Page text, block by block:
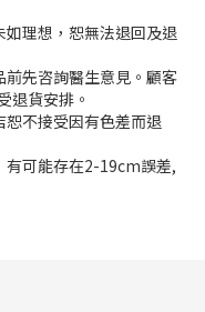
理想，恕無法退回及退
先咨詢醫生意見。顧客
退貨安排。
不接受因有色差而退
有可能存在2-19cm誤差,